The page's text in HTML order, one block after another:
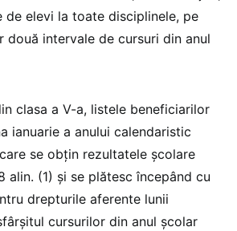
elevi la toate disciplinele, pe
două intervale de cursuri din anul
clasa a V-a, listele beneficiarilor
ianuarie a anului calendaristic
se obțin rezultatele școlare
alin. (1) și se plătesc începând cu
drepturile aferente lunii
cursurilor din anul școlar